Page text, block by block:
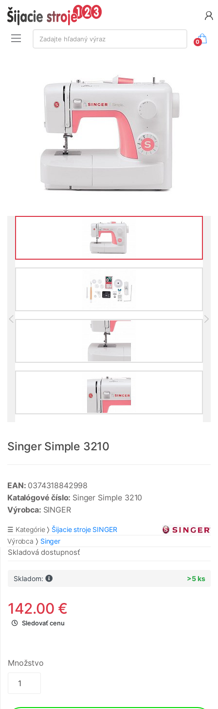
Vyhľadávanie:
Zadajte hľadaný výraz
0
Singer Simple 3210
EAN: 0374318842998
Katalógové číslo: Singer Simple 3210
Výrobca: SINGER
☰ Kategórie
Šijacie stroje SINGER
Výrobca
Singer
Skladová dostupnosť
Skladom: >5 ks
142.00 €
Sledovať cenu
Množstvo